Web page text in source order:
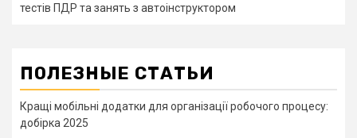
тестів ПДР та занять з автоінструктором
ПОЛЕЗНЫЕ СТАТЬИ
Кращі мобільні додатки для організації робочого процесу:
добірка 2025